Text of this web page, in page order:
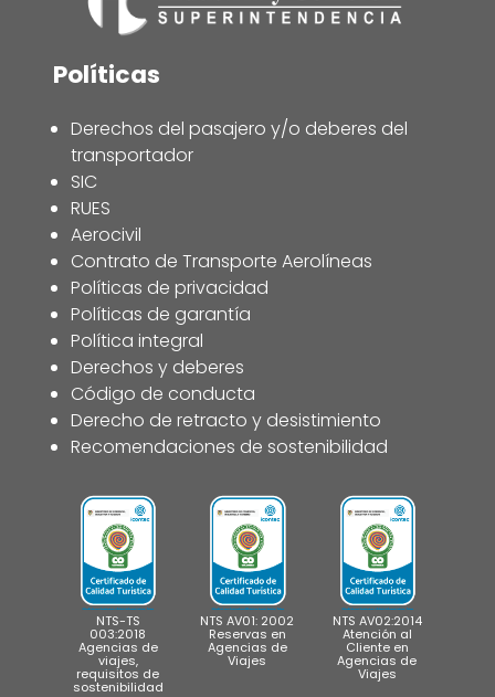
Políticas
Derechos del pasajero y/o deberes del
transportador
SIC
RUES
Aerocivil
Contrato de Transporte Aerolíneas
Políticas de privacidad
Políticas de garantía
Política integral
Derechos y deberes
Código de conducta
Derecho de retracto y desistimiento
Recomendaciones de sostenibilidad
NTS-TS
003:2018
Agencias de
viajes,
requisitos de
sostenibilidad
NTS AV01: 2002
Reservas en
Agencias de
Viajes
NTS AV02:2014
Atención al
Cliente en
Agencias de
Viajes